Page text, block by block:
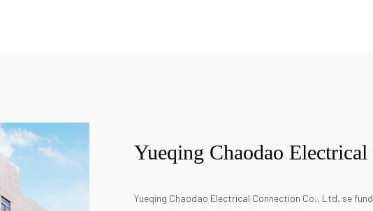
Yueqing Chaodao
Yueqing Chaodao Electrical Connection Co., Ltd. se